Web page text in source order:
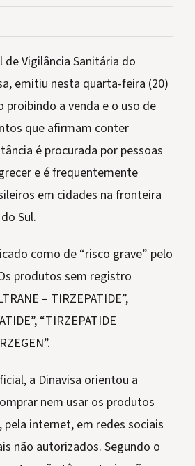
de Vigilância Sanitária do
emitiu nesta quarta-feira (20)
proibindo a venda e o uso de
que afirmam conter
é procurada por pessoas
e é frequentemente
em cidades na fronteira
Sul.
como de “risco grave” pelo
produtos sem registro
– TIRZEPATIDE”,
“TIRZEPATIDE
a Dinavisa orientou a
nem usar os produtos
internet, em redes sociais
não autorizados. Segundo o